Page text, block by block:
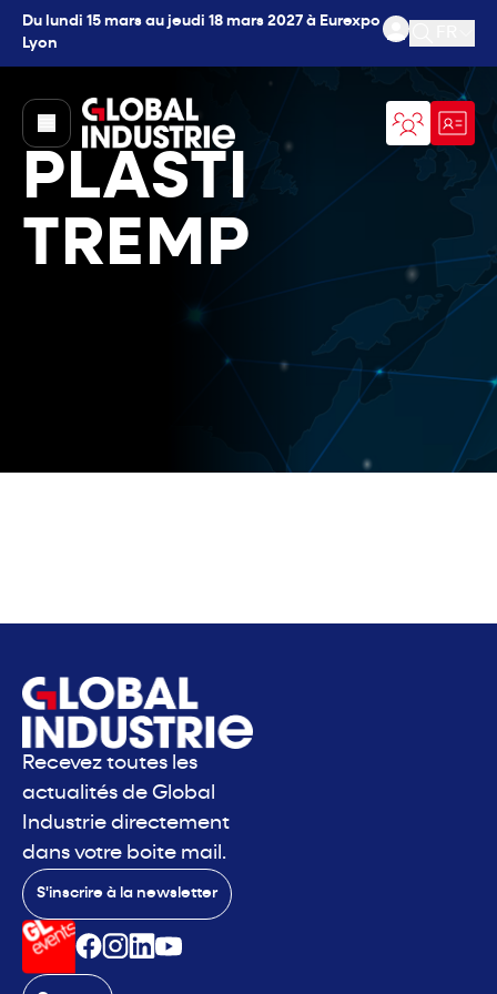
Du lundi 15 mars au jeudi 18 mars 2027 à Eurexpo
Lyon
Ouvrir
page.home
PLASTI
TREMP
Recevez toutes les
actualités de Global
Industrie directement
dans votre boite mail.
S'inscrire à la newsletter